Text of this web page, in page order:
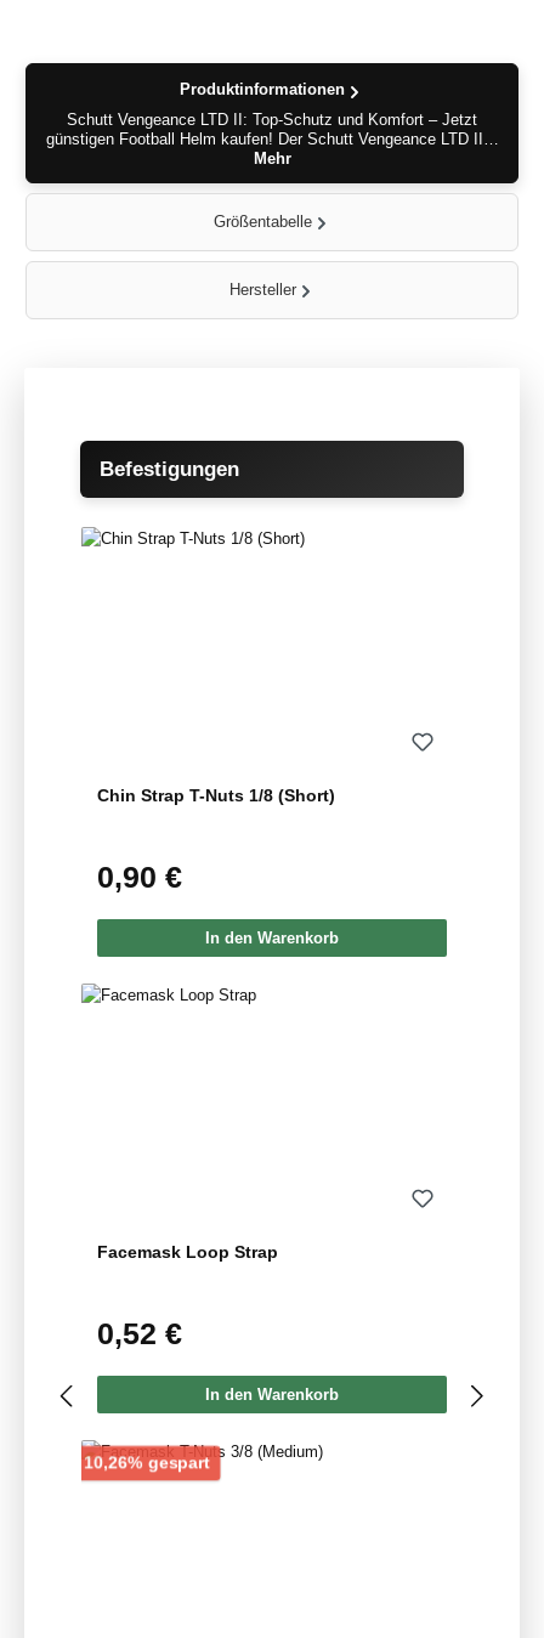
Produktinformationen
Schutt Vengeance LTD II: Top-Schutz und Komfort – Jetzt
günstigen Football Helm kaufen! Der Schutt Vengeance LTD II…
Mehr
Größentabelle
Hersteller
Produktgalerie überspringen
Befestigungen
Chin Strap T-Nuts 1/8 (Short)
Regulärer Preis:
0,90 €
In den Warenkorb
Facemask Loop Strap
Regulärer Preis:
0,52 €
In den Warenkorb
10,26% gespartRabatt